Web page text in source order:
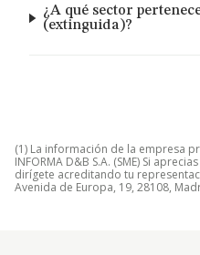
¿A qué sector
(extinguida)?
(1) La información de la empresa
INFORMA D&B S.A. (SME) Si
dirígete acreditando tu
Avenida de Europa, 19, 28108,